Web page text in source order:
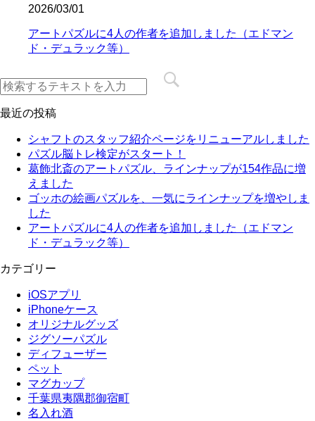
2026/03/01
アートパズルに4人の作者を追加しました（エドマン
ド・デュラック等）
最近の投稿
シャフトのスタッフ紹介ページをリニューアルしました
パズル脳トレ検定がスタート！
葛飾北斎のアートパズル、ラインナップが154作品に増
えました
ゴッホの絵画パズルを、一気にラインナップを増やしま
した
アートパズルに4人の作者を追加しました（エドマン
ド・デュラック等）
カテゴリー
iOSアプリ
iPhoneケース
オリジナルグッズ
ジグソーパズル
ディフューザー
ペット
マグカップ
千葉県夷隅郡御宿町
名入れ酒